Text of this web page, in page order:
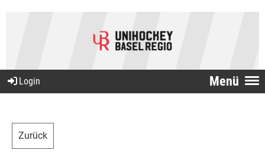
Menü
Login
Zurück